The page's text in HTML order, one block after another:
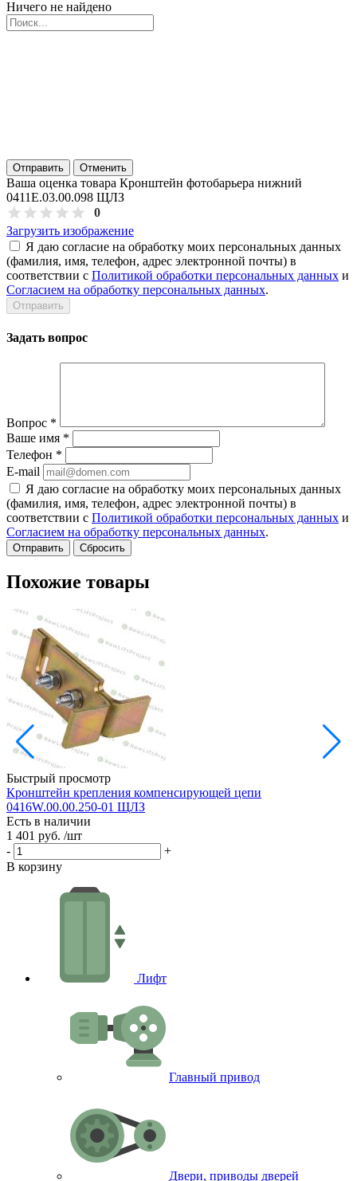
Ничего не найдено
Отправить Отменить
Ваша оценка товара Кронштейн фотобарьера нижний
0411Е.03.00.098 ЩЛЗ
0
Загрузить изображение
Я даю согласие на обработку моих персональных данных
(фамилия, имя, телефон, адрес электронной почты) в
соответствии с Политикой обработки персональных данных и
Согласием на обработку персональных данных.
Задать вопрос
Вопрос *
Ваше имя *
Телефон *
E-mail
Я даю согласие на обработку моих персональных данных
(фамилия, имя, телефон, адрес электронной почты) в
соответствии с Политикой обработки персональных данных и
Согласием на обработку персональных данных.
Сбросить
Похожие товары
Быстрый просмотр
Кронштейн крепления компенсирующей цепи
0416W.00.00.250-01 ЩЛЗ
Есть в наличии
1 401 руб. /шт
-
+
В корзину
Лифт
Главный привод
Двери, приводы дверей